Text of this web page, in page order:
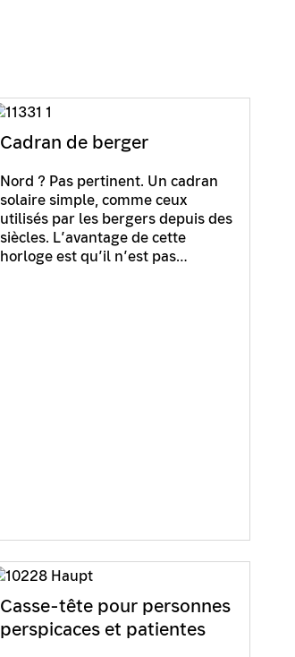
Cadran de berger
Nord ? Pas pertinent. Un cadran
solaire simple, comme ceux
utilisés par les bergers depuis des
siècles. L’avantage de cette
horloge est qu’il n’est pas…
Casse-tête pour personnes
perspicaces et patientes